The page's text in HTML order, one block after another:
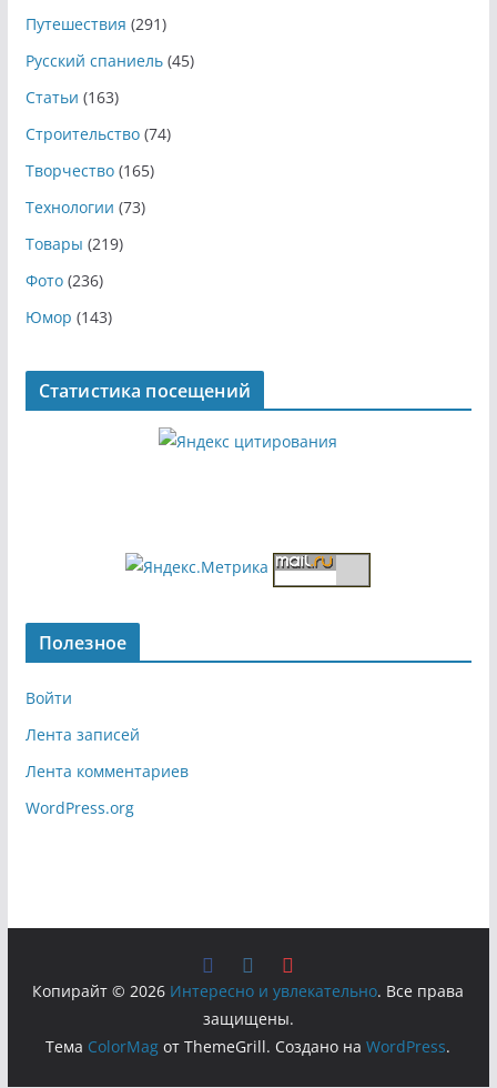
Путешествия (291)
Русский спаниель(45)
Статьи (163)
Строительство(74)
Творчество(165)
Технологии (73)
Товары (219)
Фото(236)
Юмор (143)
Статистика посещений
Полезное
Войти
Лента записей
Лента комментариев
WordPress.org
Копирайт © 2026 Интересно и увлекательно. Все права
защищены.
Тема ColorMag от ThemeGrill. Создано наWordPress.